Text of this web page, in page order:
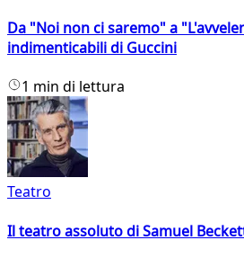
Da "Noi non ci saremo" a
indimenticabili di Guccini
1 min di lettura
Teatro
Il teatro assoluto di Samuel